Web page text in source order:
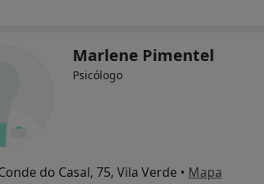
Marlene Pimentel
Psicólogo
do Casal, 75, Vila Verde • Mapa